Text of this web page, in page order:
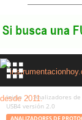
Inicio Analizadores
USB4 versión 2.0